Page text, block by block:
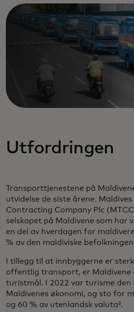
Utfordringen
Transporttjenestene på
utvidelse de siste årene.
Contracting Company Plc
selskapet på Maldivene som har
en del av hverdagen for
% av den maldiviske
I tillegg til at innbyggerne er
offentlig transport, er
turistmål. I 2022 var turisme den
Maldivenes økonomi, og sto for
og 60 % av utenlandsk valuta².